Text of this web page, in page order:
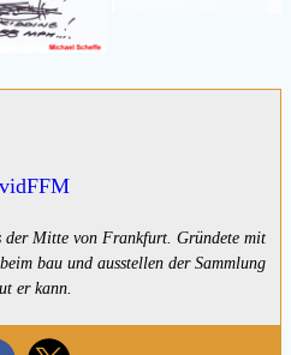
Mitte von Frankfurt. Gründete mit
bau und ausstellen der Sammlung
er kann.